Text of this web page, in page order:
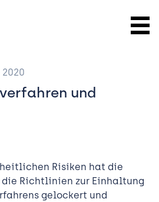
2020
und
Risiken hat die
Richtlinien zur Einhaltung
gelockert und